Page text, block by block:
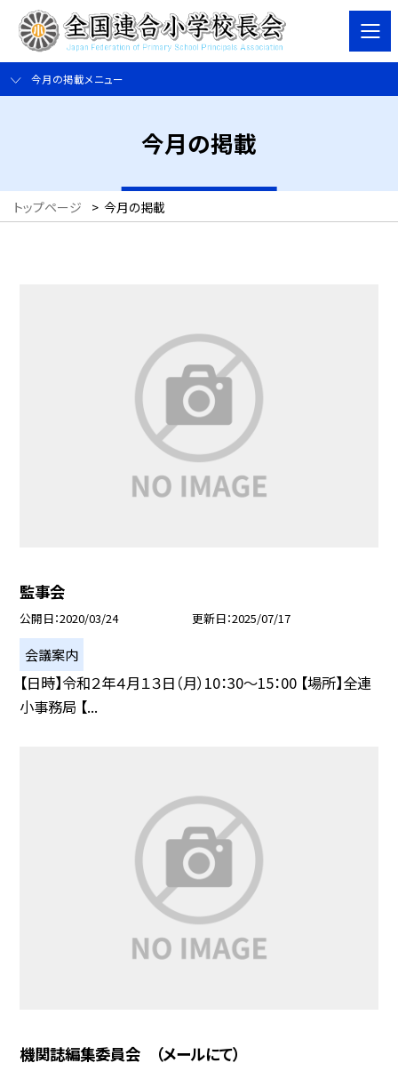
今月の掲載メニュー
今月の掲載
トップページ > 今月の掲載
監事会
公開日 2020/03/24 更新日 2025/07/17
会議案内
【日時】令和２年４月１３日（月）10：30〜15：00 【場所】全連
小事務局 【...
機関誌編集委員会 （メールにて）